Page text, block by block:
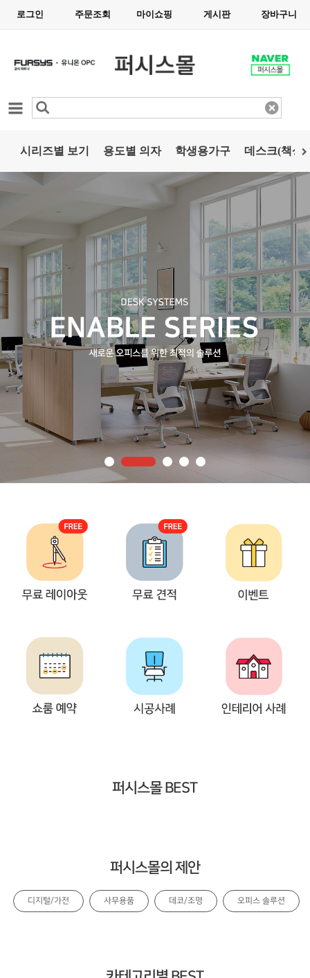
로그인 주문조회 마이쇼핑 게시판 장바구니
카테고리
시리즈별 보기 용도별 의자 학생용가구 데스크(책상)
퍼시스몰 BEST
퍼시스몰의 제안
디지털/가전 사무용품 데코/조명 오피스 솔루션